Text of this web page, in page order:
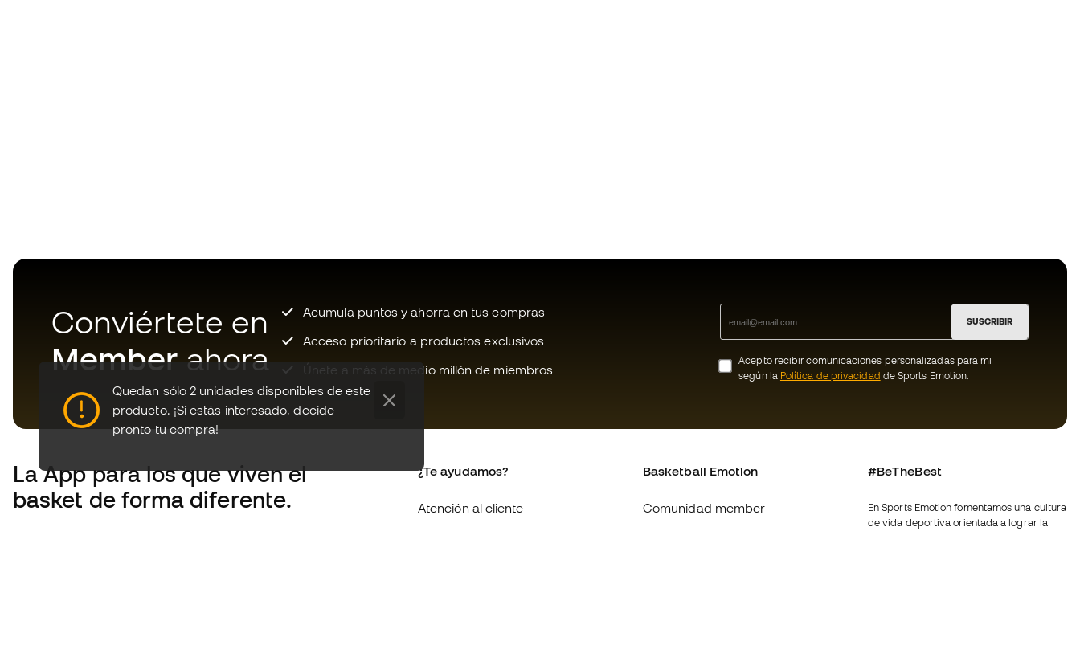
Quedan sólo 2 unidades disponibles de este
producto. ¡Si estás interesado, decide
pronto tu compra!
Conviértete en
Member ahora
Acumula puntos y ahorra en tus compras
Acceso prioritario a productos exclusivos
Únete a más de medio millón de miembros
SUSCRIBIR
Acepto recibir comunicaciones personalizadas para mi
según la Política de privacidad de Sports Emotion.
La Apppara los que viven el
basket de forma diferente.
¿Te ayudamos?
Atención al cliente
Basketball Emotion
Comunidad member
#BeTheBest
En Sports Emotion fomentamos una cultura
de vida deportiva orientada a lograr la